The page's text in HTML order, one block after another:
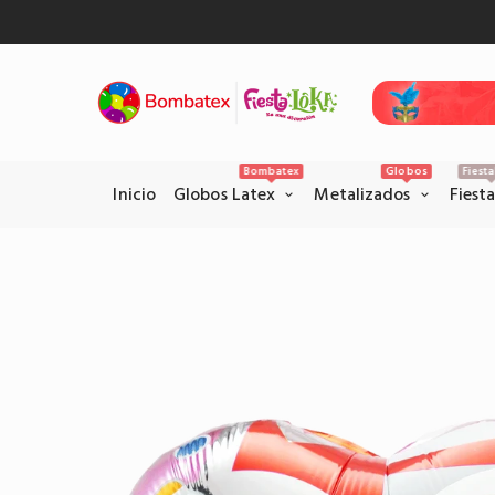
Pagar por PSE
Inicio Globos Latex
Bombatex
Metalizados
Globos
Fiesta